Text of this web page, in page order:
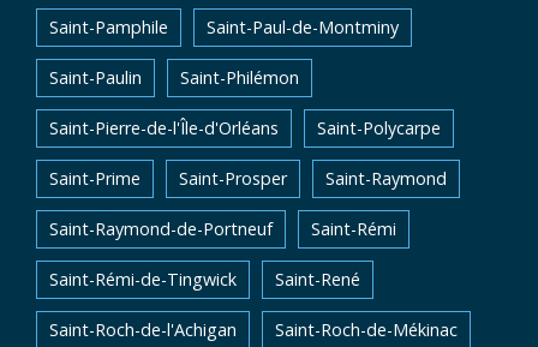
Saint-Pamphile Saint-Paul-de-Montminy
Saint-Paulin Saint-Philémon
Saint-Pierre-de-l'Île-d'Orléans Saint-Polycarpe
Saint-Prime Saint-Prosper Saint-Raymond
Saint-Raymond-de-Portneuf Saint-Rémi
Saint-Rémi-de-Tingwick Saint-René
Saint-Roch-de-l'Achigan Saint-Roch-de-Mékinac